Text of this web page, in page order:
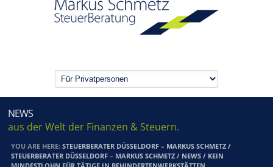
NEWS
aus der Welt der Finanzen & Steuern.
YOU ARE HERE:STEUERBERATER DÜSSELDORF – MARKUS SCHMETZ /
STEUERBERATER DÜSSELDORF – MARKUS SCHMETZ / NEWS / KEIN